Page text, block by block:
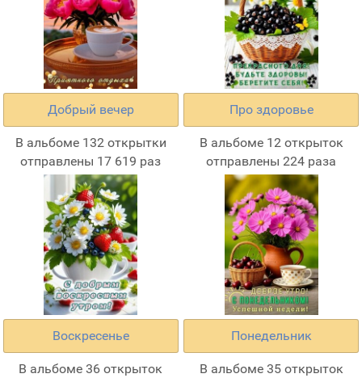
Добрый вечер
В альбоме 132 открытки
отправлены 17 619 раз
Про здоровье
В альбоме 12 открыток
отправлены 224 раза
Воскресенье
В альбоме 36 открыток
Понедельник
В альбоме 35 открыток